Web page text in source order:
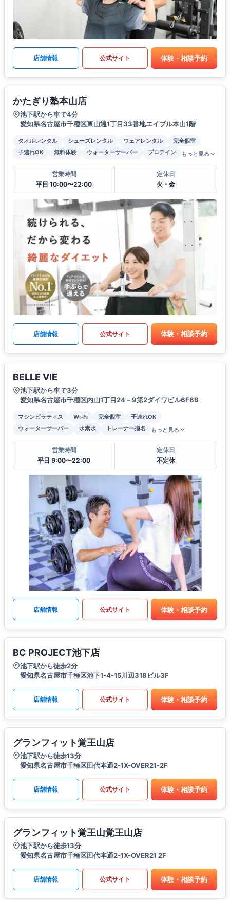
店舗情報 公式サイト 体験・相談予約
かたぎり塾本山店
池下駅から車で4分
愛知県名古屋市千種区東山通1丁目33番地エイブル本山1階
タオルレンタル シューズレンタル ウェアレンタル
完全個室
子連れOK
無料体験 ウォーターサーバー プロテイン もっと見る
営業時間
平日 10:00〜22:00
定休日
火・金
店舗情報 公式サイト 体験・相談予約
BELLE VIE
池下駅から車で3分
愛知県名古屋市千種区内山1丁目24－9第2ダイワビル6F6B
マシンピラティス Wi-Fi 完全個室
子連れOK
ウォーターサーバー
水素水 トレーナー指名 もっと見る
営業時間
平日 9:00〜22:00
定休日
不定休
店舗情報 公式サイト 体験・相談予約
BC PROJECT池下店
池下駅から徒歩2分
愛知県名古屋市千種区池下1-4-15川辺318ビル3F
店舗情報 公式サイト 体験・相談予約
グランフィット覚王山店
池下駅から徒歩13分
愛知県名古屋市千種区田代本通2-1X-OVER21-2F
店舗情報 公式サイト 体験・相談予約
グランフィット覚王山覚王山店
池下駅から徒歩13分
愛知県名古屋市千種区田代本通2-1X-OVER21 2F
店舗情報 公式サイト 体験・相談予約